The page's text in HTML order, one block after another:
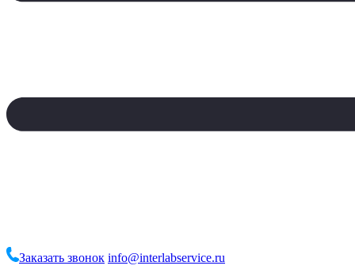
Заказать звонок info@interlabservice.ru